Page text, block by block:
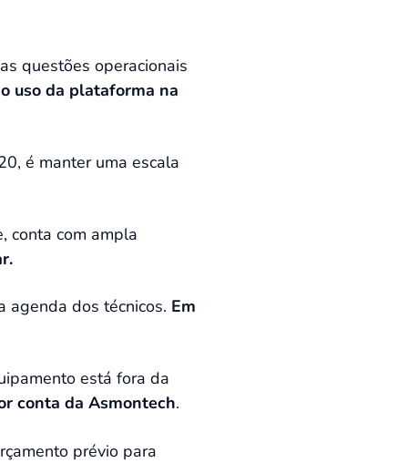
questões operacionais
uso da plataforma na
é manter uma escala
conta com ampla
agenda dos técnicos. Em
está fora da
conta da Asmontech.
prévio para